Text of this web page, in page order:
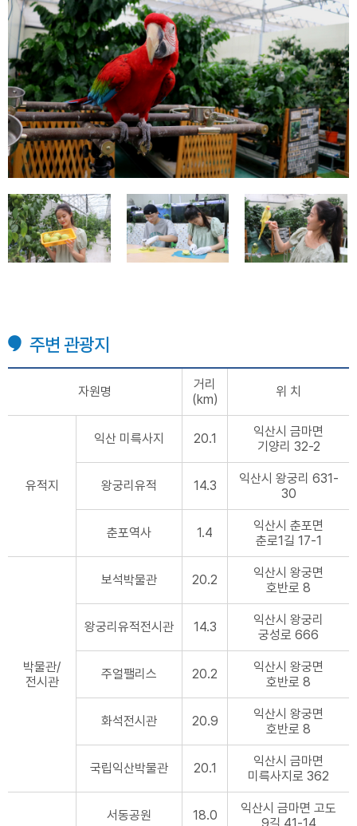
주변 관광지
자원명
거리
(km)
위 치
유적지
익산 미륵사지 20.1
익산시 금마면
기양리 32-2
왕궁리유적 14.3
익산시 왕궁리 631-
30
춘포역사 1.4
익산시 춘포면
춘로1길 17-1
박물관/
전시관
보석박물관 20.2
익산시 왕궁면
호반로 8
왕궁리유적전시관 14.3
익산시 왕궁리
궁성로 666
주얼팰리스 20.2
익산시 왕궁면
호반로 8
화석전시관 20.9
익산시 왕궁면
호반로 8
국립익산박물관 20.1
익산시 금마면
미륵사지로 362
서동공원 18.0
익산시 금마면 고도